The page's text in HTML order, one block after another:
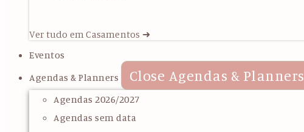
Ver tudo em Casamentos ➜
Eventos
Agendas & Planners
Close Agendas & Planners
Agendas 2026/2027
Agendas sem data